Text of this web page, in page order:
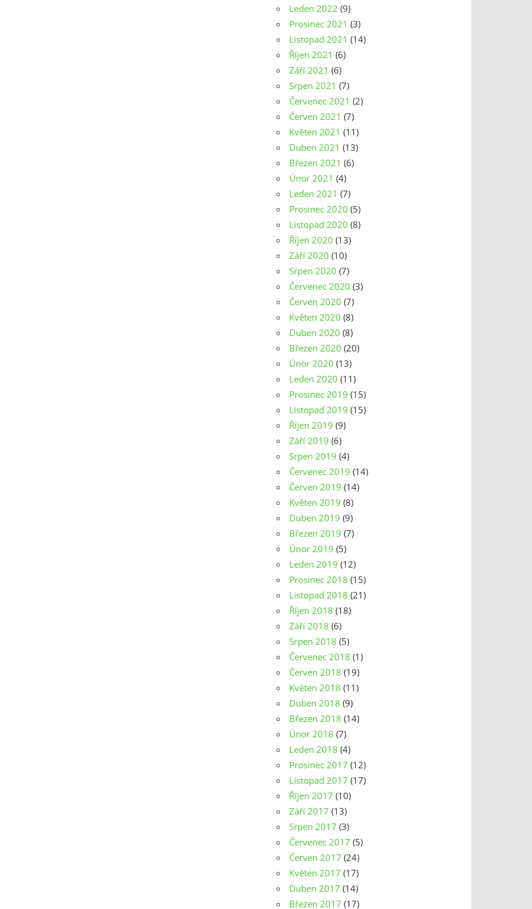
Leden 2022 (9)
Prosinec 2021 (3)
Listopad 2021 (14)
Říjen 2021 (6)
Září 2021 (6)
Srpen 2021 (7)
Červenec 2021 (2)
Červen 2021 (7)
Květen 2021 (11)
Duben 2021 (13)
Březen 2021 (6)
Únor 2021 (4)
Leden 2021 (7)
Prosinec 2020 (5)
Listopad 2020 (8)
Říjen 2020 (13)
Září 2020 (10)
Srpen 2020 (7)
Červenec 2020 (3)
Červen 2020 (7)
Květen 2020 (8)
Duben 2020 (8)
Březen 2020 (20)
Únor 2020 (13)
Leden 2020 (11)
Prosinec 2019 (15)
Listopad 2019 (15)
Říjen 2019 (9)
Září 2019 (6)
Srpen 2019 (4)
Červenec 2019 (14)
Červen 2019 (14)
Květen 2019 (8)
Duben 2019 (9)
Březen 2019 (7)
Únor 2019 (5)
Leden 2019 (12)
Prosinec 2018 (15)
Listopad 2018 (21)
Říjen 2018 (18)
Září 2018 (6)
Srpen 2018 (5)
Červenec 2018 (1)
Červen 2018 (19)
Květen 2018 (11)
Duben 2018 (9)
Březen 2018 (14)
Únor 2018 (7)
Leden 2018 (4)
Prosinec 2017 (12)
Listopad 2017 (17)
Říjen 2017 (10)
Září 2017 (13)
Srpen 2017 (3)
Červenec 2017 (5)
Červen 2017 (24)
Květen 2017 (17)
Duben 2017 (14)
Březen 2017 (17)